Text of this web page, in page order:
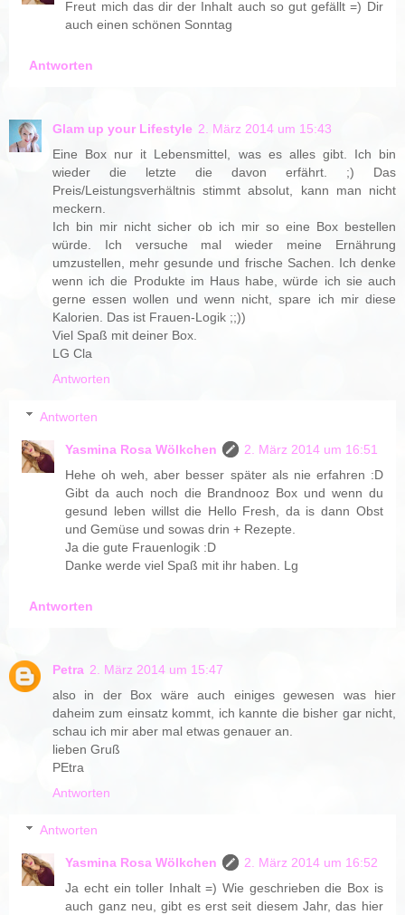
Freut mich das dir der Inhalt auch so gut gefällt =) Dir
auch einen schönen Sonntag
Antworten
Glam up your Lifestyle 2. März 2014 um 15:43
Eine Box nur it Lebensmittel, was es alles gibt. Ich bin
wieder die letzte die davon erfährt. ;) Das
Preis/Leistungsverhältnis stimmt absolut, kann man nicht
meckern.
Ich bin mir nicht sicher ob ich mir so eine Box bestellen
würde. Ich versuche mal wieder meine Ernährung
umzustellen, mehr gesunde und frische Sachen. Ich denke
wenn ich die Produkte im Haus habe, würde ich sie auch
gerne essen wollen und wenn nicht, spare ich mir diese
Kalorien. Das ist Frauen-Logik ;;))
Viel Spaß mit deiner Box.
LG Cla
Antworten
Antworten
Yasmina Rosa Wölkchen
2. März 2014 um 16:51
Hehe oh weh, aber besser später als nie erfahren :D
Gibt da auch noch die Brandnooz Box und wenn du
gesund leben willst die Hello Fresh, da is dann Obst
und Gemüse und sowas drin + Rezepte.
Ja die gute Frauenlogik :D
Danke werde viel Spaß mit ihr haben. Lg
Antworten
Petra 2. März 2014 um 15:47
also in der Box wäre auch einiges gewesen was hier
daheim zum einsatz kommt, ich kannte die bisher gar nicht,
schau ich mir aber mal etwas genauer an.
lieben Gruß
PEtra
Antworten
Antworten
Yasmina Rosa Wölkchen
2. März 2014 um 16:52
Ja echt ein toller Inhalt =) Wie geschrieben die Box is
auch ganz neu, gibt es erst seit diesem Jahr, das hier